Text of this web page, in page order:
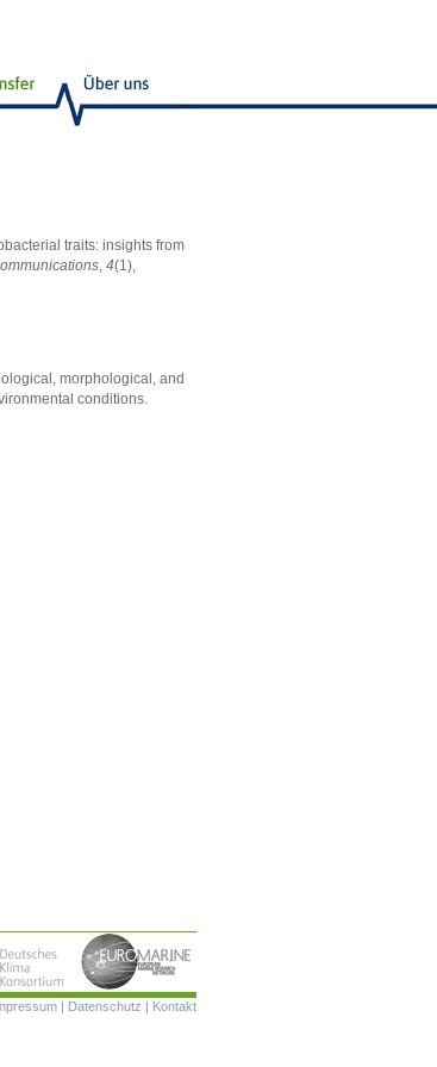
traits: insights from
, 4(1),
morphological, and
conditions.
Navigation
| Datenschutz | Kontakt